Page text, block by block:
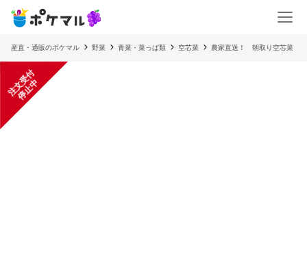
産直・通販のポケマル 野菜 青菜・菜っぱ類 空芯菜 農家直送！ 朝取り空芯菜
注
文
受
付
停
止
中